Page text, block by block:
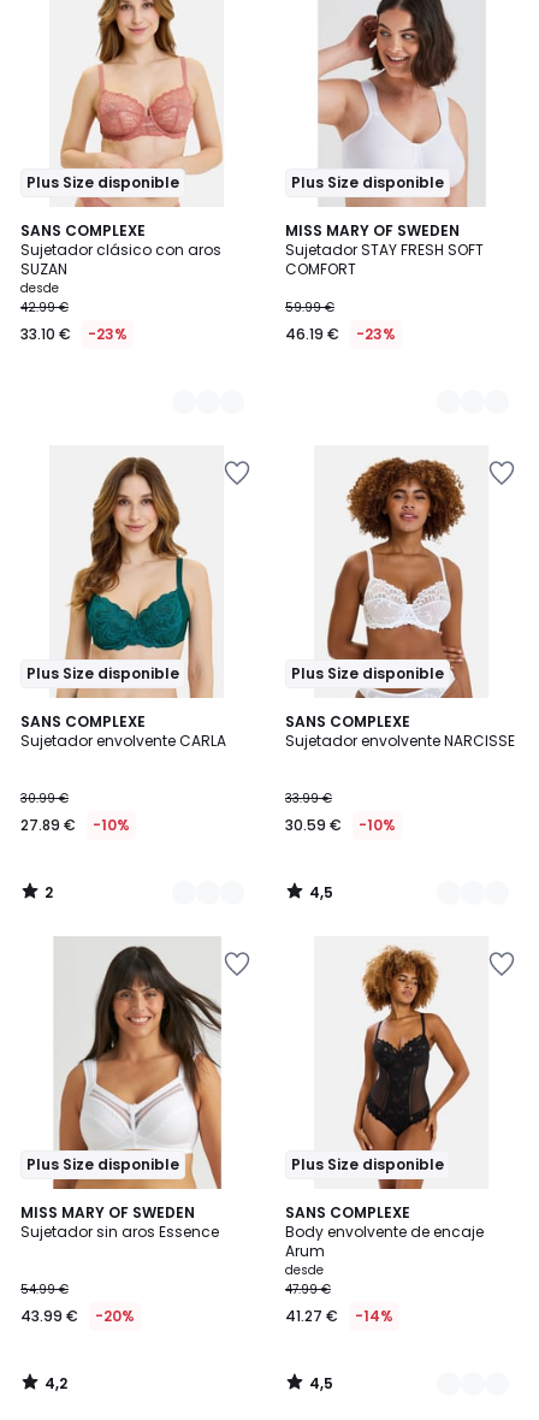
Plus Size disponible
SANS COMPLEXE
Sujetador clásico con aros
SUZAN
desde
42.99 €
33.10 € -23%
2
Colores
Plus Size disponible
MISS MARY OF SWEDEN
Sujetador STAY FRESH SOFT
COMFORT
59.99 €
46.19 € -23%
3
Colores
Plus Size disponible
SANS COMPLEXE
Sujetador envolvente CARLA
30.99 €
27.89 € -10%
2
/
2
Colores
2
/
Plus Size disponible
SANS COMPLEXE
Sujetador envolvente NARCISSE
33.99 €
30.59 € -10%
4,5
/ 5
2
Colores
4,5
/
Plus Size disponible
MISS MARY OF SWEDEN
Sujetador sin aros Essence
54.99 €
43.99 € -20%
4,2
/ 5
4,2
/
Plus Size disponible
SANS COMPLEXE
Body envolvente de encaje
Arum
desde
47.99 €
41.27 € -14%
4,5
/ 5
2
Colores
4,5
/